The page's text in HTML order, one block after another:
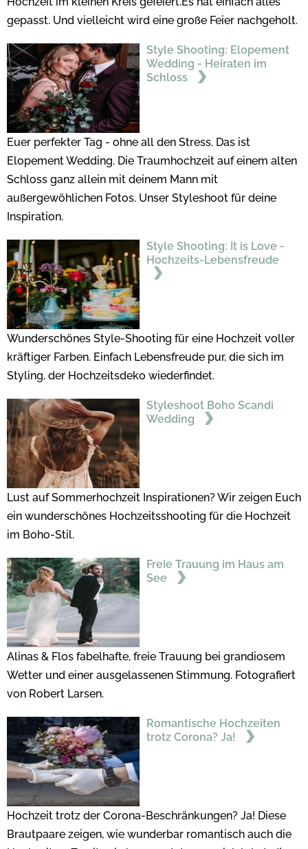
gepasst. Und vielleicht wird eine große Feier nachgeholt.
Style Shooting: Elopement
Wedding - Heiraten im
Schloss
Euer perfekter Tag - ohne all den Stress. Das ist
Elopement Wedding. Die Traumhochzeit auf einem alten
Schloss ganz allein mit deinem Mann mit
außergewöhlichen Fotos. Unser Styleshoot für deine
Inspiration.
Style Shooting: It is Love -
Hochzeits-Lebensfreude
Wunderschönes Style-Shooting für eine Hochzeit voller
kräftiger Farben. Einfach Lebensfreude pur, die sich im
Styling, der Hochzeitsdeko wiederfindet.
Styleshoot Boho Scandi
Wedding
Lust auf Sommerhochzeit Inspirationen? Wir zeigen Euch
ein wunderschönes Hochzeitsshooting für die Hochzeit
im Boho-Stil.
Freie Trauung im Haus am
See
Alinas & Flos fabelhafte, freie Trauung bei grandiosem
Wetter und einer ausgelassenen Stimmung. Fotografiert
von Robert Larsen.
Romantische Hochzeiten
trotz Corona? Ja!
Hochzeit trotz der Corona-Beschränkungen? Ja! Diese
Brautpaare zeigen, wie wunderbar romantisch auch die